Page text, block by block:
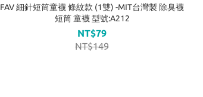
FAV 細針短筒童襪 條紋款 (1雙) -MIT台灣製 除臭襪
短筒 童襪 型號:A212
NT$79
NT$149